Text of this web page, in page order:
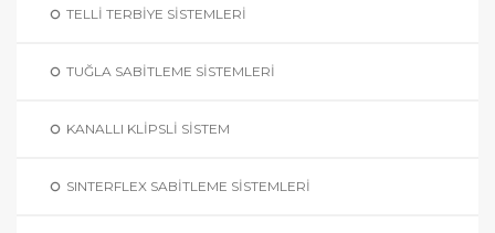
TELLİ TERBİYE SİSTEMLERİ
TUĞLA SABİTLEME SİSTEMLERİ
KANALLI KLIPSLI SISTEM
SINTERFLEX SABİTLEME SİSTEMLERİ